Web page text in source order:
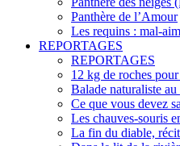
Panthère de l’Amour
Les requins : mal-
REPORTAGES
REPORTAGES
12 kg de roches
Balade naturaliste
Ce que vous devez
Les chauves-souris
La fin du diable,